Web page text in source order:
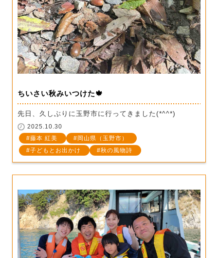
ちいさい秋みいつけた🍁
先日、久しぶりに玉野市に行ってきました(*^^*)
2025.10.30
藤本 紅美
岡山県（玉野市）
子どもとお出かけ
秋の風物詩